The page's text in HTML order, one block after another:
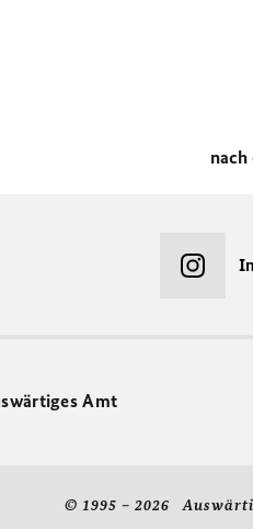
nach
Amt
© 1995 – 2026